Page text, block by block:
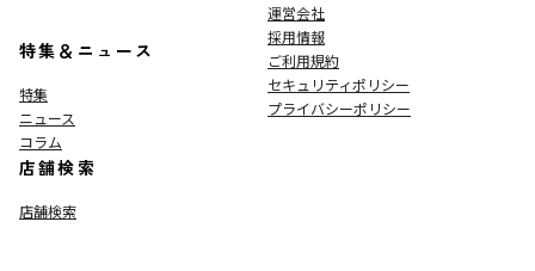
特集＆ニュース
特集
ニュース
コラム
店舗検索
店舗検索
運営会社
採用情報
ご利用規約
セキュリティポリシー
プライバシーポリシー